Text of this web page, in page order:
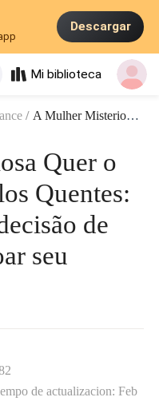
Descargar
Mi biblioteca
/ A Mulher Misteriosa Quer o Divórcio! Capítulos Quentes: Renata tomará a decisão de sua vida ao perdoar seu marido Lorenzo
Quer o
Quentes:
de
seu
de actualizacion: Feb